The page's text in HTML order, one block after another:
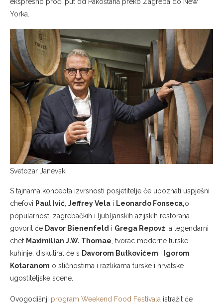
Yorka.
Svetozar Janevski
S tajnama koncepta izvrsnosti posjetitelje će upoznati uspješni
chefovi Paul Ivić, Jeffrey Vela i Leonardo Fonseca,o
popularnosti zagrebačkih i ljubljanskih azijskih restorana
govorit će Davor Bienenfeld i Grega Repovž, a legendarni
chef Maximilian J.W. Thomae, tvorac moderne turske
kuhinje, diskutirat će s Davorom Butkovićem i
Igorom
Kotaranom o sličnostima i razlikama turske i hrvatske
ugostiteljske scene.
Ovogodišnji program Weekend Food Festivala istražit će